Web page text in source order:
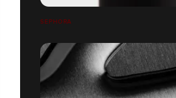
SEPHORA